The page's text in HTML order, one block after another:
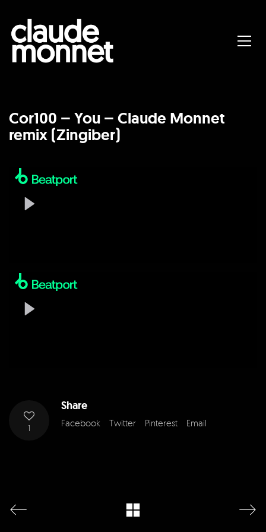
Cor100 – You – Claude Monnet
remix (Zingiber)
1
Share
Facebook Twitter Pinterest Email